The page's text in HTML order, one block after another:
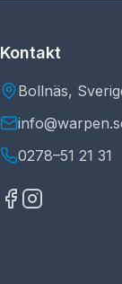
Kontakt
Bollnäs,
0278–51 21 31